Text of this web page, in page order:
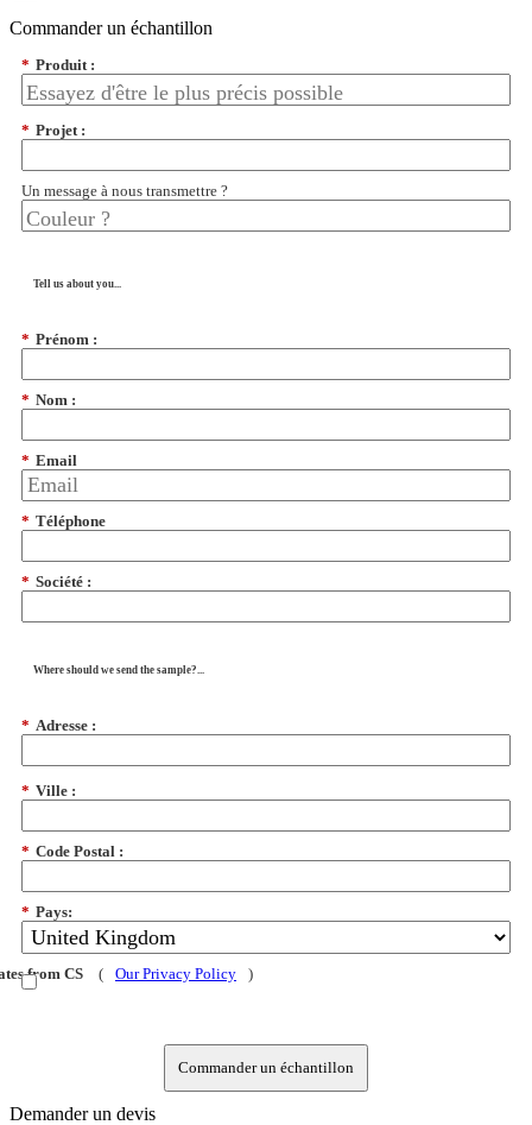
Commander un échantillon
* Produit :
* Projet :
Un message à nous transmettre ?
Tell us about you...
* Prénom :
* Nom :
* Email
* Téléphone
* Société :
Where should we send the sample?...
* Adresse :
* Ville :
* Code Postal :
* Pays:
from CS ( Our Privacy Policy )
Commander un échantillon
Demander un devis